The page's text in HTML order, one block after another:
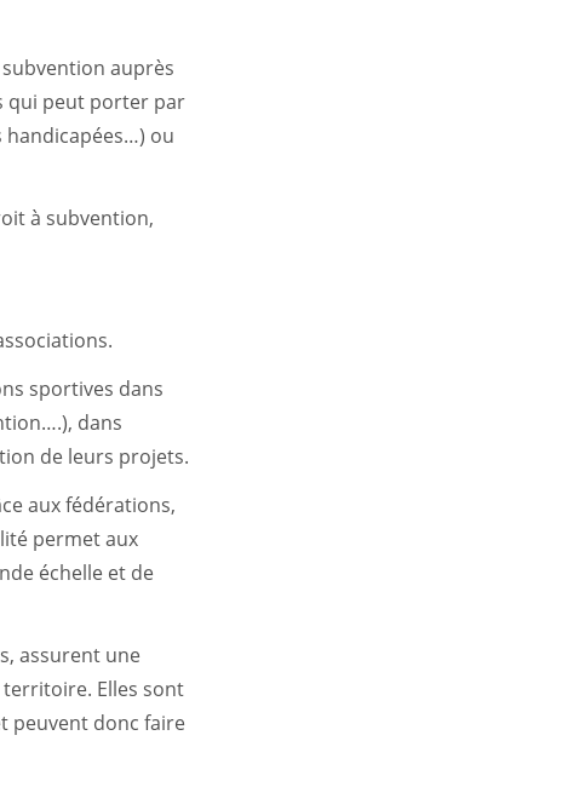
auprès
qui peut porter par
handicapées…) ou
à subvention,
sportives dans
dans
de leurs projets.
aux fédérations,
permet aux
échelle et de
assurent une
Elles sont
peuvent donc faire